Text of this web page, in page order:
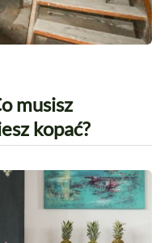
musisz
kopać?